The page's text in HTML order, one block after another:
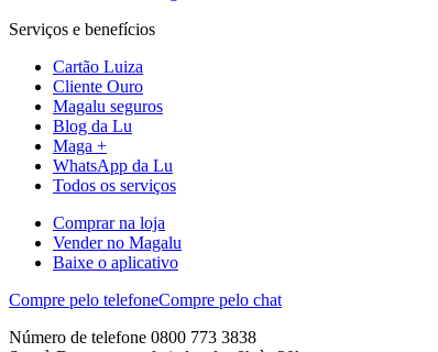
Serviços e benefícios
Cartão Luiza
Cliente Ouro
Magalu seguros
Blog da Lu
Maga +
WhatsApp da Lu
Todos os serviços
Comprar na loja
Vender no Magalu
Baixe o aplicativo
Compre pelo telefoneCompre pelo chat
Número de telefone 0800 773 3838